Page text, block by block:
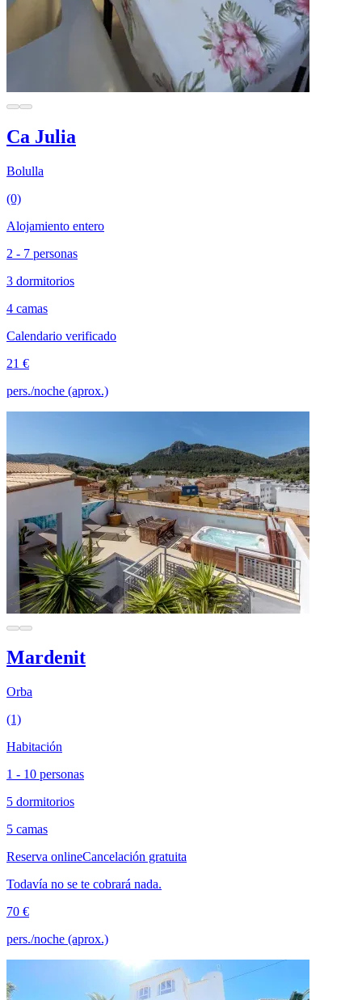
Ca Julia
Bolulla
(0)
Alojamiento entero
2 - 7 personas
3 dormitorios
4 camas
Calendario verificado
21 €
pers./noche (aprox.)
Mardenit
Orba
(1)
Habitación
1 - 10 personas
5 dormitorios
5 camas
Reserva onlineCancelación gratuita
Todavía no se te cobrará nada.
70 €
pers./noche (aprox.)